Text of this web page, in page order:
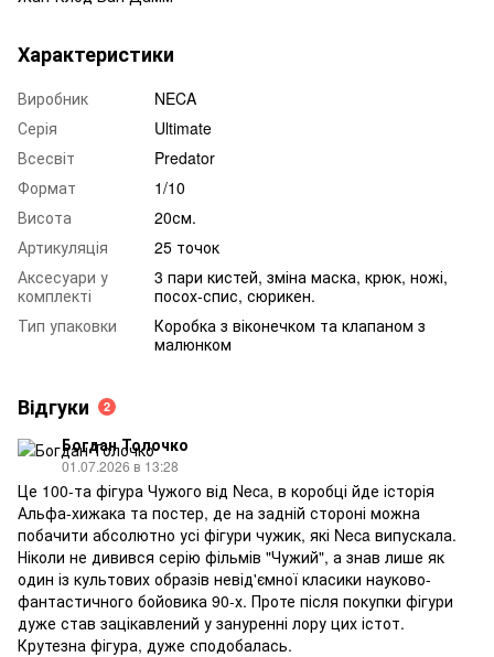
Характеристики
Виробник
NECA
Серія
Ultimate
Всесвіт
Predator
Формат
1/10
Висота
20см.
Артикуляція
25 точок
Аксесуари у
комплекті
3 пари кистей, зміна маска, крюк, ножі,
посох-спис, сюрикен.
Тип упаковки
Коробка з віконечком та клапаном з
малюнком
Відгуки 2
Богдан Толочко
01.07.2026 в 13:28
Це 100-та фігура Чужого від Neca, в коробці йде історія
Альфа-хижака та постер, де на задній стороні можна
побачити абсолютно усі фігури чужик, які Neca випускала.
Ніколи не дивився серію фільмів "Чужий", а знав лише як
один із культових образів невід'ємної класики науково-
фантастичного бойовика 90-х. Проте після покупки фігури
дуже став зацікавлений у зануренні лору цих істот.
Крутезна фігура, дуже сподобалась.